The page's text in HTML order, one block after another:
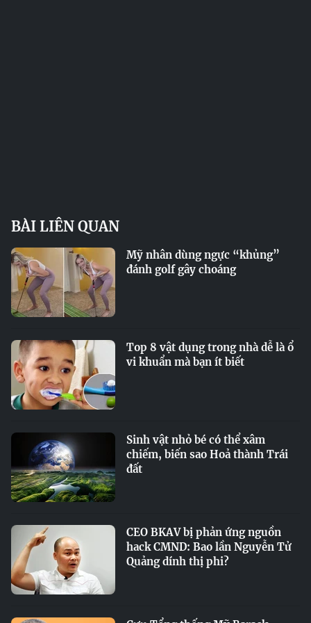
BÀI LIÊN QUAN
Mỹ nhân dùng ngực “khủng”
đánh golf gây choáng
Top 8 vật dụng trong nhà dễ là ổ
vi khuẩn mà bạn ít biết
Sinh vật nhỏ bé có thể xâm
chiếm, biến sao Hoả thành Trái
đất
CEO BKAV bị phản ứng nguồn
hack CMND: Bao lần Nguyễn Tử
Quảng dính thị phi?